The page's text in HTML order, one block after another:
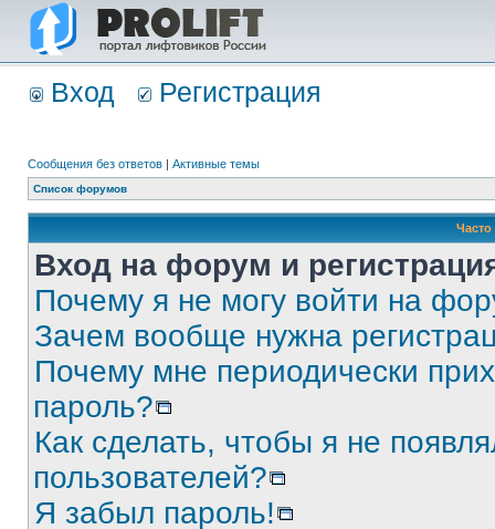
Вход Регистрация
Сообщения без ответов | Активные темы
Список форумов
Вход на форум и
Почему я не могу войти на
Зачем вообще нужна
Почему мне периодически
пароль?
Как сделать, чтобы я не
пользователей?
Я забыл пароль!